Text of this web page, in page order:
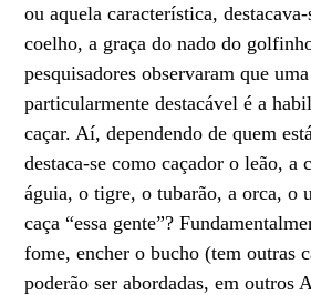
ou aquela característica,
coelho, a graça do nado do
pesquisadores observaram que
particularmente destacável é a
caçar. Aí, dependendo de quem
destaca-se como caçador o leão, a
águia, o tigre, o tubarão, a orca, o
caça “essa gente”?
fome, encher o bucho (tem outras
poderão ser abordadas, em outros